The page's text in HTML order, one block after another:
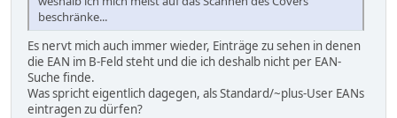
beschränke...
Es nervt mich auch immer wieder, Einträge zu sehen in denen
die EAN im B-Feld steht und die ich deshalb nicht per EAN-
Suche finde.
Was spricht eigentlich dagegen, als Standard/~plus-User EANs
eintragen zu dürfen?